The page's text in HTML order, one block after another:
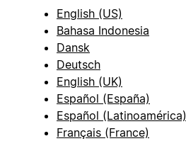
English (US)
Bahasa Indonesia
Dansk
Deutsch
English (UK)
Español (España)
Español (Latinoamérica)
Français (France)